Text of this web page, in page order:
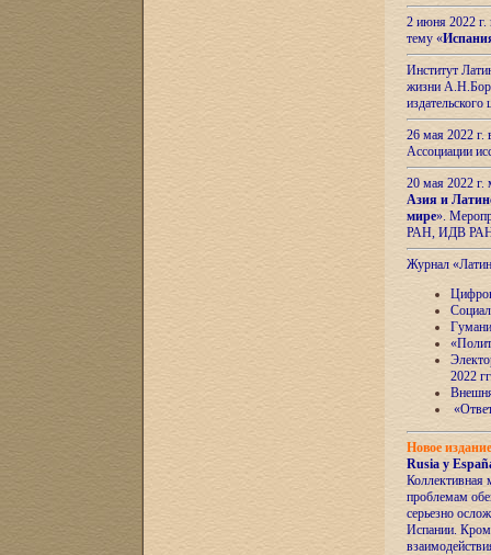
2 июня 2022 г.
тему «
Институт
жизни
26 мая 2022
Ассоциации
20 мая 2022
Азия и
мире».
РАН, ИДВ
Журнал
2022
Новое
Rusia y
Коллективная
проблемам
серьезно
Испании.